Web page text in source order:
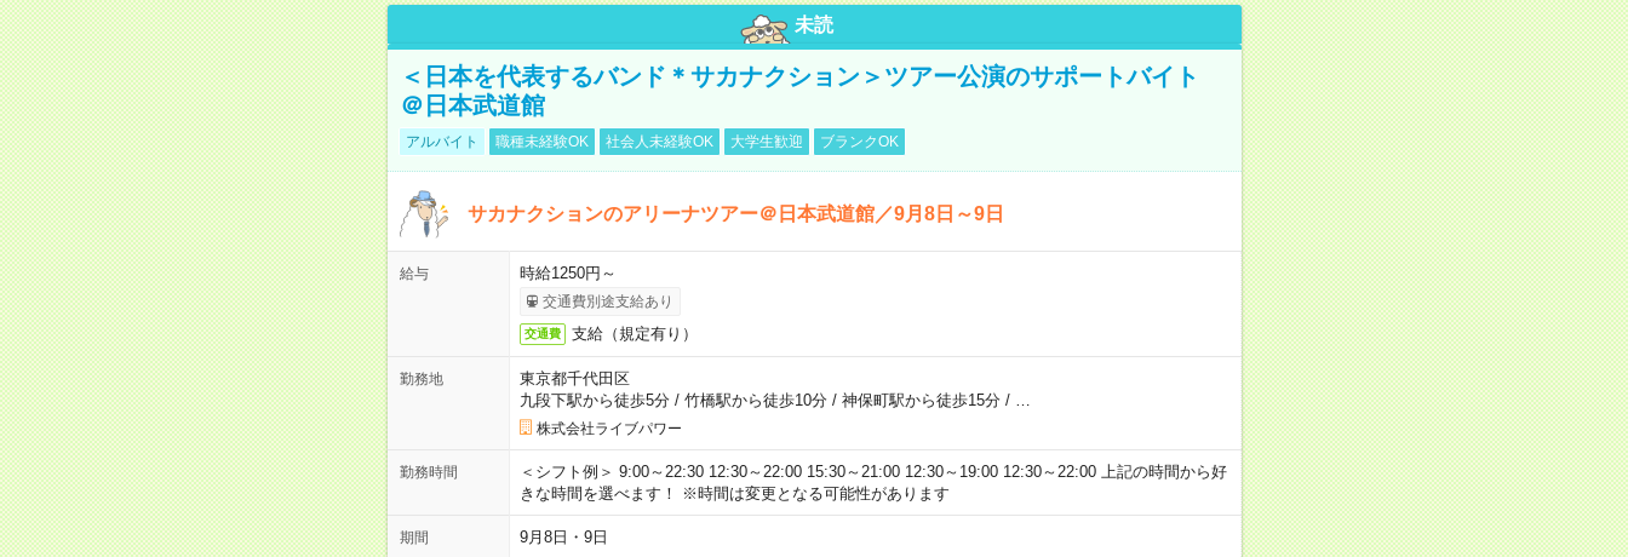
未読
＜日本を代表するバンド＊サカナクション＞ツアー公演のサポートバイト
＠日本武道館
アルバイト 職種未経験OK 社会人未経験OK 大学生歓迎 ブランクOK
サカナクションのアリーナツアー＠日本武道館／9月8日～9日
給与 時給1250円～
交通費別途支給あり
交通費 支給（規定有り）
勤務地
東京都千代田区
九段下駅から徒歩5分/ 竹橋駅から徒歩10分/ 神保町駅から徒歩15分/
株式会社ライブパワー
勤務時間
＜シフト例＞ 9:00～22:30 12:30～22:00 15:30～21:00 12:30～19:00 12:30～22:00 上記の時間から好
きな時間を選べます！ ※時間は変更となる可能性があります
期間 9月8日・9日